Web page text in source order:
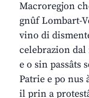
Macroregjon
gnûf Lombart-
vino di
celebrazion
e o sin passâts
Patrie e po nus
il prin a